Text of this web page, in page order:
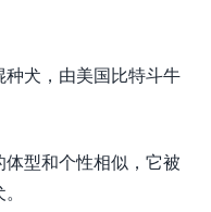
犬，由美国比特斗牛
型和个性相似，它被